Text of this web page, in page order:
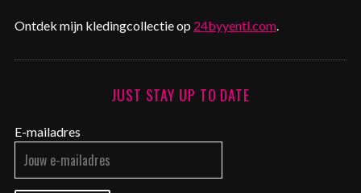
Ontdek mijn kledingcollectie op 24byyentl.com.
JUST STAY UP TO DATE
E-mailadres